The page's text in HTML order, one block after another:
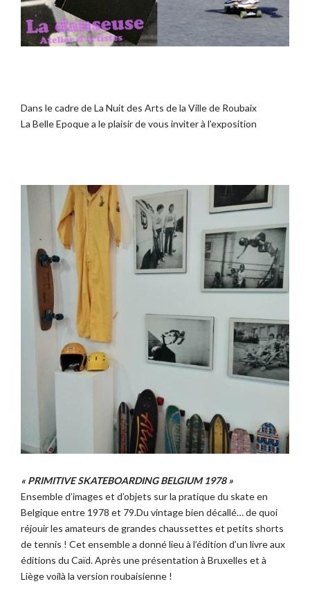
Dans le cadre de La Nuit des Arts de la Ville de Roubaix
La Belle Epoque a le plaisir de vous inviter à l’exposition
« PRIMITIVE SKATEBOARDING BELGIUM 1978 »
Ensemble d’images et d’objets sur la pratique du skate en
Belgique entre 1978 et 79.Du vintage bien décallé… de quoi
réjouir les amateurs de grandes chaussettes et petits shorts
de tennis ! Cet ensemble a donné lieu à l’édition d’un livre aux
éditions du Caïd. Après une présentation à Bruxelles et à
Liège voilà la version roubaisienne !